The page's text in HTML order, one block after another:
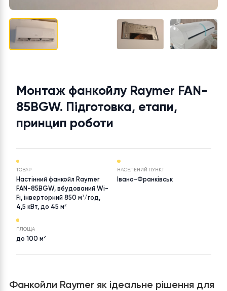
Монтаж фанкойлу Raymer
85BGW. Підготовка, етапи,
принцип роботи
Настінний фанкойл Raymer
FAN-85BGW, вбудований Wi-
4,5 кВт, до 45 м²